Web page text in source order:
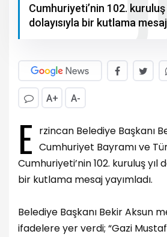
Cumhuriyeti’nin 102. kuruluş
dolayısıyla bir kutlama mesaj
A+ A-
E rzincan Belediye Başkanı
Cumhuriyet Bayramı ve
Cumhuriyeti’nin 102. kuruluş yıl
bir kutlama mesaj yayımladı.
Belediye Başkanı Bekir Aksun
ifadelere yer verdi; “Gazi